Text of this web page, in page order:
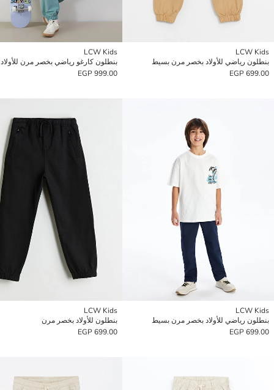
LCW Kids
بنطلون رياضي للأولاد بخصر مرن بسيط
699.00 EGP
LCW Kids
بنطلون كارغو رياضي بخصر مرن للأولاد
999.00 EGP
LCW Kids
بنطلون رياضي للأولاد بخصر مرن بسيط
699.00 EGP
LCW Kids
بنطلون للأولاد بخصر مرن
699.00 EGP